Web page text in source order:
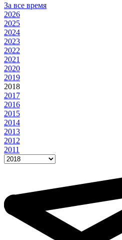
За все время
2026
2025
2024
2023
2022
2021
2020
2019
2018
2017
2016
2015
2014
2013
2012
2011